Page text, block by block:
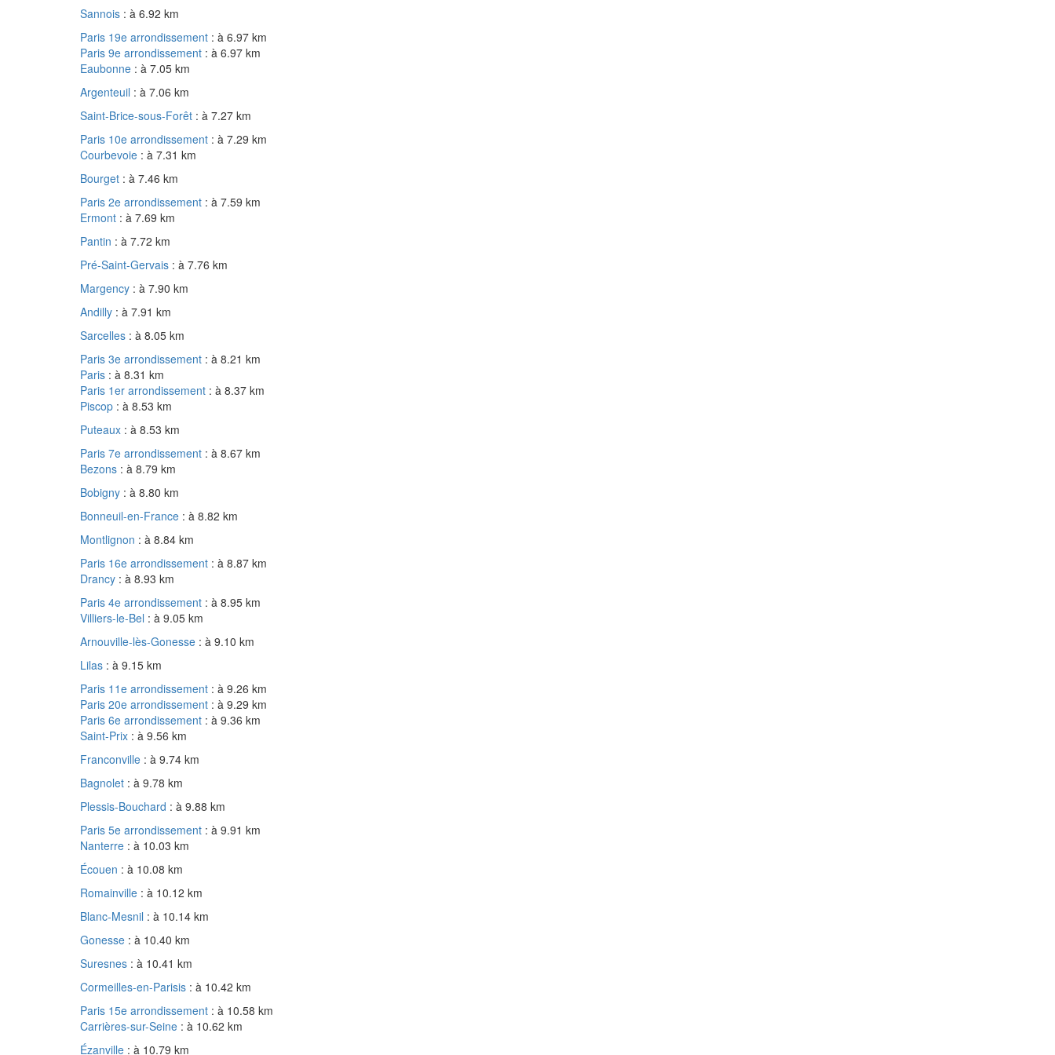
Sannois : à 6.92 km
Paris 19e arrondissement : à 6.97 km
Paris 9e arrondissement : à 6.97 km
Eaubonne : à 7.05 km
Argenteuil : à 7.06 km
Saint-Brice-sous-Forêt : à 7.27 km
Paris 10e arrondissement : à 7.29 km
Courbevoie : à 7.31 km
Bourget : à 7.46 km
Paris 2e arrondissement : à 7.59 km
Ermont : à 7.69 km
Pantin : à 7.72 km
Pré-Saint-Gervais : à 7.76 km
Margency : à 7.90 km
Andilly : à 7.91 km
Sarcelles : à 8.05 km
Paris 3e arrondissement : à 8.21 km
Paris : à 8.31 km
Paris 1er arrondissement : à 8.37 km
Piscop : à 8.53 km
Puteaux : à 8.53 km
Paris 7e arrondissement : à 8.67 km
Bezons : à 8.79 km
Bobigny : à 8.80 km
Bonneuil-en-France : à 8.82 km
Montlignon : à 8.84 km
Paris 16e arrondissement : à 8.87 km
Drancy : à 8.93 km
Paris 4e arrondissement : à 8.95 km
Villiers-le-Bel : à 9.05 km
Arnouville-lès-Gonesse : à 9.10 km
Lilas : à 9.15 km
Paris 11e arrondissement : à 9.26 km
Paris 20e arrondissement : à 9.29 km
Paris 6e arrondissement : à 9.36 km
Saint-Prix : à 9.56 km
Franconville : à 9.74 km
Bagnolet : à 9.78 km
Plessis-Bouchard : à 9.88 km
Paris 5e arrondissement : à 9.91 km
Nanterre : à 10.03 km
Écouen : à 10.08 km
Romainville : à 10.12 km
Blanc-Mesnil : à 10.14 km
Gonesse : à 10.40 km
Suresnes : à 10.41 km
Cormeilles-en-Parisis : à 10.42 km
Paris 15e arrondissement : à 10.58 km
Carrières-sur-Seine : à 10.62 km
Ézanville : à 10.79 km